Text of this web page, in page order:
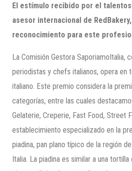
El estímulo recibido por el
asesor internacional de
reconocimiento para este
La Comisión Gestora SaporiamoItalia,
periodistas y chefs italianos, opera en
italiano. Este premio considera la
categorías, entre las cuales
Gelaterie, Creperie, Fast Food, Street
establecimiento especializado en la
piadina, pan plano típico de la región
Italia. La piadina es similar a una